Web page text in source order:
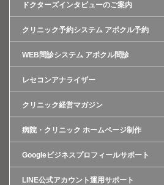
ドクターズインタビューのご案内
クリニック予約システム アポクル予約
WEB問診システム アポクル問診
レセコンアナライザー
クリニック経営マガジン
病院・クリニック ホームページ制作
Googleビジネスプロフィールサポート
LINE公式アカウント運用サポート